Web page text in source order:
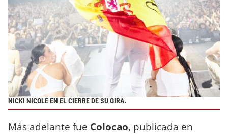
NICKI NICOLE EN EL CIERRE DE SU GIRA.
Más adelante fue Colocao, publicada en